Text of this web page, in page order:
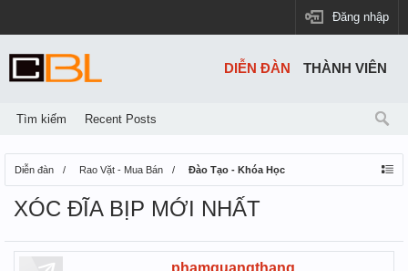
Đăng nhập
Diễn đàn Rao Vặt - Mua Bán Đào Tạo - Khóa Học
XÓC ĐĨA BỊP MỚI NHẤT
phamquangthang
DIỄN ĐÀN
Tìm kiếm Recent Posts
THÀNH VIÊN